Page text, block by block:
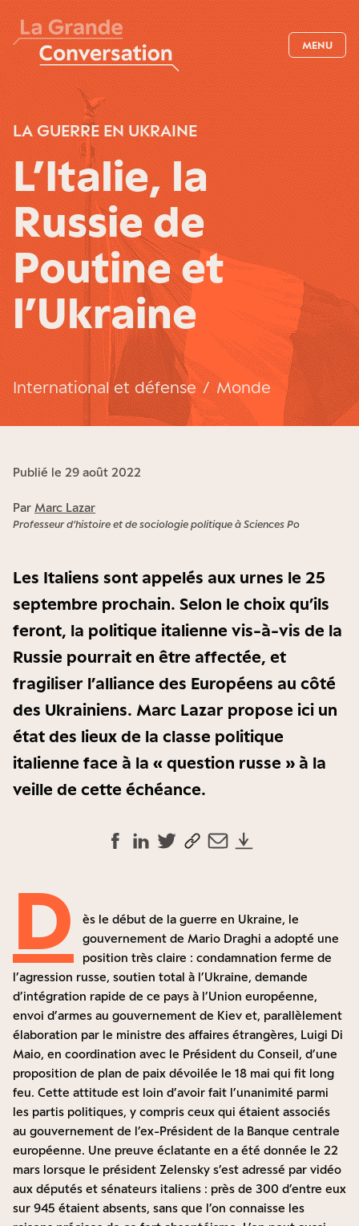
MENU
LA GUERRE EN UKRAINE
L’Italie, la
Russie de
Poutine et
l’Ukraine
International et défense / Monde
Publié le 29 août 2022
Par Marc Lazar
Professeur d’histoire et de sociologie politique à Sciences Po
Les Italiens sont appelés aux urnes le 25
septembre prochain. Selon le choix qu’ils
feront, la politique italienne vis-à-vis de la
Russie pourrait en être affectée, et
fragiliser l’alliance des Européens au côté
des Ukrainiens. Marc Lazar propose ici un
état des lieux de la classe politique
italienne face à la « question russe » à la
veille de cette échéance.
D
ès le début de la guerre en Ukraine, le
gouvernement de Mario Draghi a adopté une
position très claire : condamnation ferme de
l’agression russe, soutien total à l’Ukraine, demande
d’intégration rapide de ce pays à l’Union européenne,
envoi d’armes au gouvernement de Kiev et, parallèlement
élaboration par le ministre des affaires étrangères, Luigi Di
Maio, en coordination avec le Président du Conseil, d’une
proposition de plan de paix dévoilée le 18 mai qui fit long
feu. Cette attitude est loin d’avoir fait l’unanimité parmi
les partis politiques, y compris ceux qui étaient associés
au gouvernement de l’ex-Président de la Banque centrale
européenne. Une preuve éclatante en a été donnée le 22
mars lorsque le président Zelensky s’est adressé par vidéo
aux députés et sénateurs italiens : près de 300 d’entre eux
sur 945 étaient absents, sans que l’on connaisse les